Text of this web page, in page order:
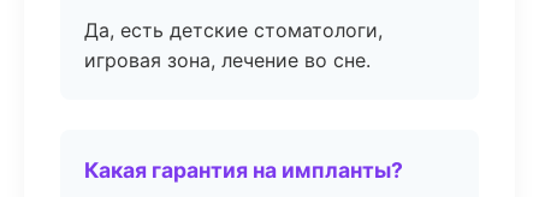
Да, есть детские стоматологи,
игровая зона, лечение во сне.
Какая гарантия на импланты?